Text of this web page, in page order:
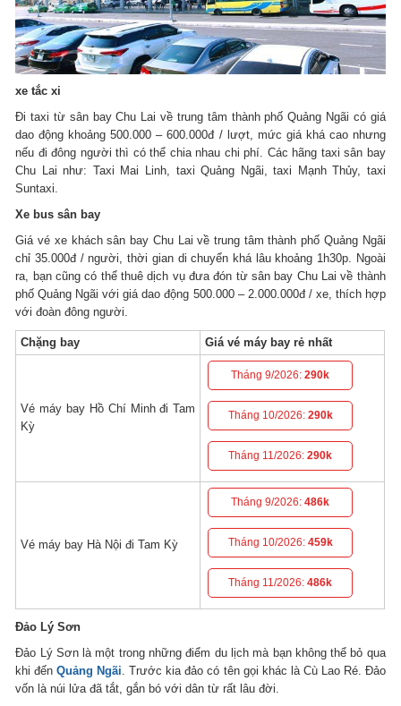
xe tắc xi
Đi taxi từ sân bay Chu Lai về trung tâm thành phố Quảng Ngãi có giá
dao động khoảng 500.000 – 600.000đ / lượt, mức giá khá cao nhưng
nếu đi đông người thì có thể chia nhau chi phí. Các hãng taxi sân bay
Chu Lai như: Taxi Mai Linh, taxi Quảng Ngãi, taxi Mạnh Thủy, taxi
Suntaxi.
Xe bus sân bay
Giá vé xe khách sân bay Chu Lai về trung tâm thành phố Quảng Ngãi
chỉ 35.000đ / người, thời gian di chuyển khá lâu khoảng 1h30p. Ngoài
ra, bạn cũng có thể thuê dịch vụ đưa đón từ sân bay Chu Lai về thành
phố Quảng Ngãi với giá dao động 500.000 – 2.000.000đ / xe, thích hợp
với đoàn đông người.
Chặng bay Giá vé máy bay rẻ nhất
Vé máy bay Hồ Chí Minh đi Tam
Kỳ
Tháng 9/2026:290k
Tháng 10/2026: 290k
Tháng 11/2026:290k
Vé máy bay Hà Nội đi Tam Kỳ
Tháng 9/2026:486k
Tháng 10/2026: 459k
Tháng 11/2026:486k
Đảo Lý Sơn
Đảo Lý Sơn là một trong những điểm du lịch mà bạn không thể bỏ qua
khi đếnQuảng Ngãi .Trước kia đảo có tên gọi khác là Cù Lao Ré. Đảo
vốn là núi lửa đã tắt, gắn bó với dân từ rất lâu đời.